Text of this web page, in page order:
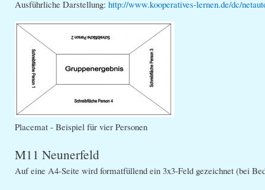
Ausführliche Darstellung: http://www.kooperatives-lernen.de/dc/
Placemat - Beispiel für vier Personen
M11 Neunerfeld
Auf eine A4-Seite wird formatfüllend ein 3x3-Feld gezeichnet (bei